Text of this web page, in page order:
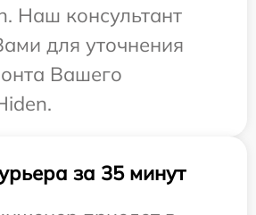
Наш консультант
для уточнения
Вашего
за 35 минут